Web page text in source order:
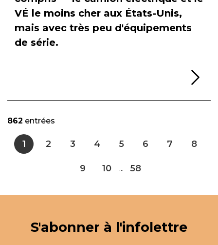
VÉ le moins cher aux États-Unis,
mais avec très peu d'équipements
de série.
862 entrées
1 2 3 4 5 6 7 8
9 10 ... 58
S'abonner à l'infolettre